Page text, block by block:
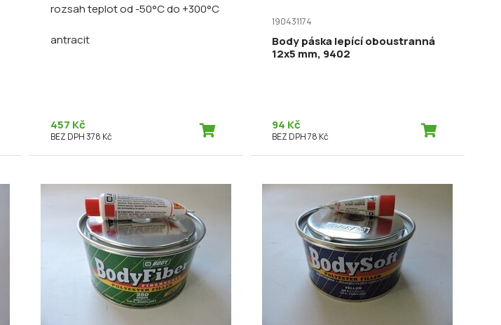
rozsah teplot od -50°C do +300°C
antracit
457 Kč
BEZ DPH 378 Kč
190431174
Body páska lepící oboustranná
12x5 mm, 9402
94 Kč
BEZ DPH 78 Kč